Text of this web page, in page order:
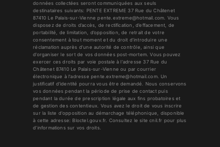
données collectées seront communiquées aux seuls
destinataires suivants: PENTE EXTREME 37 Rue du Châtenet
87410 Le Palais-sur-Vienne pente.extreme@hotmail.com. Vous
disposez de droits d’accès, de rectification, d’effacement, de
portabilité, de limitation, d’opposition, de retrait de votre
consentement à tout moment et du droit d’introduire une
réclamation auprès d’une autorité de contrôle, ainsi que
d’organiser le sort de vos données post-mortem. Vous pouvez
exercer ces droits par voie postale à l'adresse 37 Rue du
Châtenet 87410 Le Palais-sur-Vienne ou par courrier
électronique à l'adresse pente.extreme@hotmail.com. Un
justificatif d'identité pourra vous être demandé. Nous conservons
vos données pendant la période de prise de contact puis
pendant la durée de prescription légale aux fins probatoires et
de gestion des contentieux. Vous avez le droit de vous inscrire
sur la liste d'opposition au démarchage téléphonique, disponible
à cette adresse: Bloctel.gouv.fr. Consultez le site cnil.fr pour plus
d’informations sur vos droits.